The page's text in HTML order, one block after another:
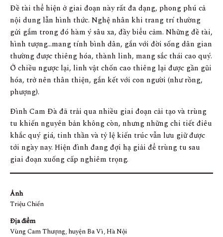
Đề tài thể hiện ở giai đoạn này rất đa dạng, phong phú cả
nội dung lẫn hình thức. Nghệ nhân khi trang trí thường
gửi gắm trong đó hàm ý sâu xa, đầy biểu cảm. Những đề tài,
hình tượng…mang tính bình dân, gắn với đời sống dân gian
thường được thiêng hóa, thành linh, mang sắc thái cao quý.
Ở chiều ngược lại, linh vật chốn cao thiêng lại được gần gũi
hóa, trở nên thân thiện, gắn kết với con người (như rồng,
phượng).
Đình Cam Đà đã trải qua nhiều giai đoạn cải tạo và trùng
tu khiến nguyên bản không còn, nhưng những chi tiết điêu
khắc quý giá, tinh thần và tỷ lệ kiến trúc vẫn lưu giữ được
tới ngày nay. Hiện đình đang đợi hạ giải để trùng tu sau
giai đoạn xuống cấp nghiêm trọng.
Ảnh
Triệu Chiến
Địa điểm
Vùng Cam Thượng, huyện Ba Vì, Hà Nội